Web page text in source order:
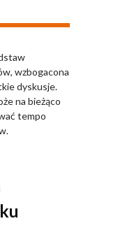
wzbogacona
dyskusje.
na bieżąco
tempo